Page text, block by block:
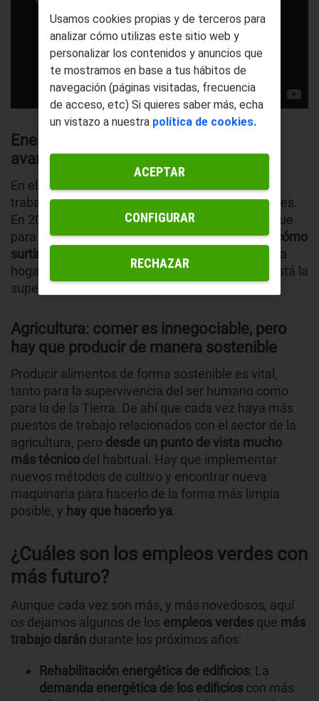
Energía, uno de los sectores más
avanzados en este sentido
En el año 2017 había 10 millones de personas
trabajando en el sector de las energías renovables.
En 2020 son cerca de 60 millones, y se estima que
para 2050 puedan ser más de 100. En estudiar
cómo
surtir de energía limpia
tanto a empresas como a
hogares de una forma limpia e implementarlo está la
supervivencia de nuestro planeta.
Agricultura: comer es innegociable, pero
hay que producir de manera sostenible
Producir alimentos de forma sostenible es vital,
tanto para la supervivencia del ser humano como
para la de la Tierra. De ahí que cada vez haya más
puestos de trabajo relacionados con el sector de la
agricultura, pero desde un punto de vista mucho
más técnico del habitual. Hay que implementar
nuevos métodos de cultivo y encontrar nueva
maquinaria para hacerlo de la forma más limpia
posible, y hay que hacerlo ya.
¿Cuáles son los empleos verdes con
más futuro?
Aunque cada vez son más, y más novedosos, aquí
os dejamos algunos de los empleos verdes que más
trabajo darán durante los próximos años:
Rehabilitación energética de edificios: La
demanda energética de los edificios con más
Usamos cookies propias y de terceros para
analizar cómo utilizas este sitio web y
personalizar los contenidos y anuncios que
te mostramos en base a tus hábitos de
navegación (páginas visitadas, frecuencia
de acceso, etc) Si quieres saber más, echa
un vistazo a nuestra política de cookies.
CONFIGURAR
RECHAZAR
ACEPTAR